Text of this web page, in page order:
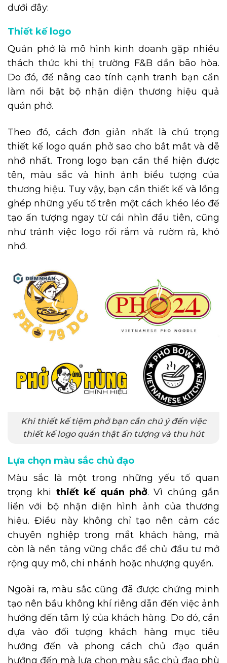
dưới đây:
Thiết kế logo
Quán phở là mô hình kinh doanh gặp nhiều
thách thức khi thị trường F&B dần bão hòa.
Do đó, để nâng cao tính cạnh tranh bạn cần
làm nổi bật bộ nhận diện thương hiệu quả
quán phở.
Theo đó, cách đơn giản nhất là chú trọng
thiết kế logo quán phở sao cho bắt mắt và dễ
nhớ nhất. Trong logo bạn cần thể hiện được
tên, màu sắc và hình ảnh biểu tượng của
thương hiệu. Tuy vậy, bạn cần thiết kế và lồng
ghép những yếu tố trên một cách khéo léo để
tạo ấn tượng ngay từ cái nhìn đầu tiên, cũng
như tránh việc logo rối rắm và rườm rà, khó
nhớ.
Khi thiết kế tiệm phở bạn cần chú ý đến việc
thiết kế logo quán thật ấn tượng và thu hút
Lựa chọn màu sắc chủ đạo
Màu sắc là một trong những yếu tố quan
trọng khi thiết kế quán phở. Vì chúng gắn
liền với bộ nhận diện hình ảnh của thương
hiệu. Điều này không chỉ tạo nên cảm các
chuyên nghiệp trong mắt khách hàng, mà
còn là nền tảng vững chắc để chủ đầu tư mở
rộng quy mô, chi nhánh hoặc nhượng quyền.
Ngoài ra, màu sắc cũng đã được chứng minh
tạo nên bầu không khí riêng dẫn đến việc ảnh
hưởng đến tâm lý của khách hàng. Do đó, cần
dựa vào đối tượng khách hàng mục tiêu
hướng đến và phong cách chủ đạo quán
hướng đến mà lựa chọn màu sắc chủ đạo phù